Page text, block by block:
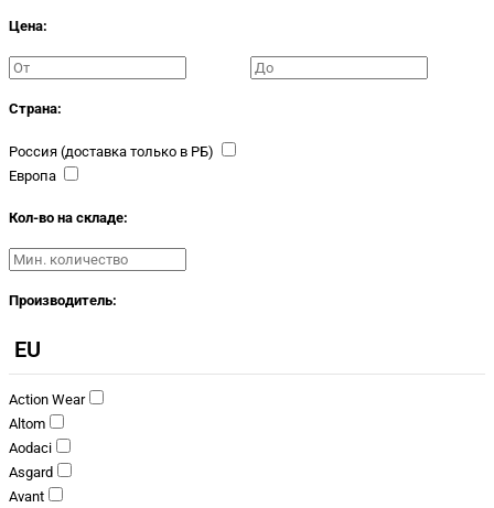
Цена:
Страна:
Россия (доставка только в РБ)
Европа
Кол-во на складе:
Производитель:
EU
Action Wear
Altom
Aodaci
Asgard
Avant